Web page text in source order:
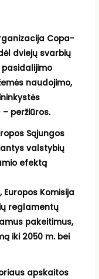
Copa-
dviejų svarbių
pasidalijimo
naudojimo,
– peržiūros.
Sąjungos
valstybių
efektą
Komisija
reglamentų
pakeitimus,
iki 2050 m. bei
apskaitos